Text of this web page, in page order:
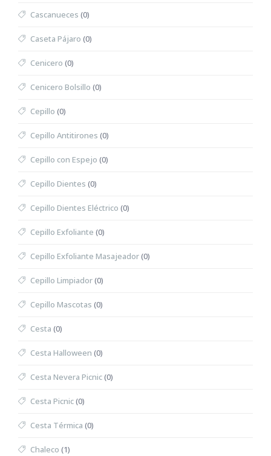
Cascanueces (0)
Caseta Pájaro (0)
Cenicero (0)
Cenicero Bolsillo (0)
Cepillo (0)
Cepillo Antitirones (0)
Cepillo con Espejo (0)
Cepillo Dientes (0)
Cepillo Dientes Eléctrico (0)
Cepillo Exfoliante (0)
Cepillo Exfoliante Masajeador(0)
Cepillo Limpiador(0)
Cepillo Mascotas (0)
Cesta (0)
Cesta Halloween (0)
Cesta Nevera Picnic(0)
Cesta Picnic(0)
Cesta Térmica (0)
Chaleco (1)